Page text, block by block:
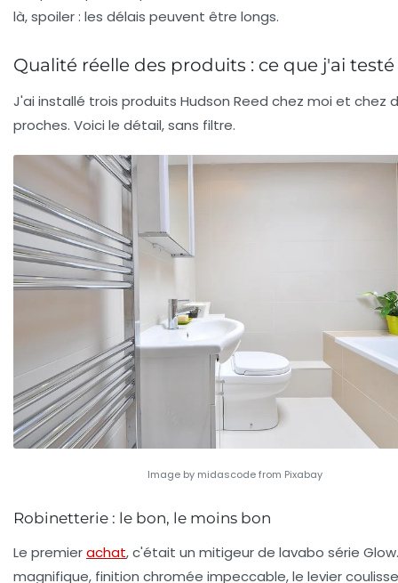
là, spoiler : les délais peuvent être longs.
Qualité réelle des produits : ce que j'ai testé
J'ai installé trois produits Hudson Reed chez moi et chez
proches. Voici le détail, sans filtre.
Image by midascode from Pixabay
Robinetterie : le bon, le moins bon
Le premierachat, c'était un mitigeur de lavabo série Glow
magnifique, finition chromée impeccable, le levier